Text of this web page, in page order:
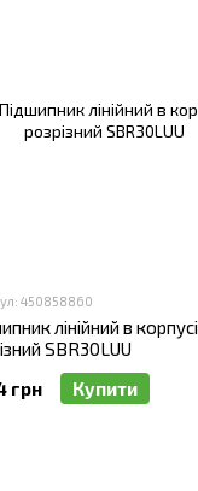
450858860
лінійний в корпусі
SBR30LUU
грн
Купити